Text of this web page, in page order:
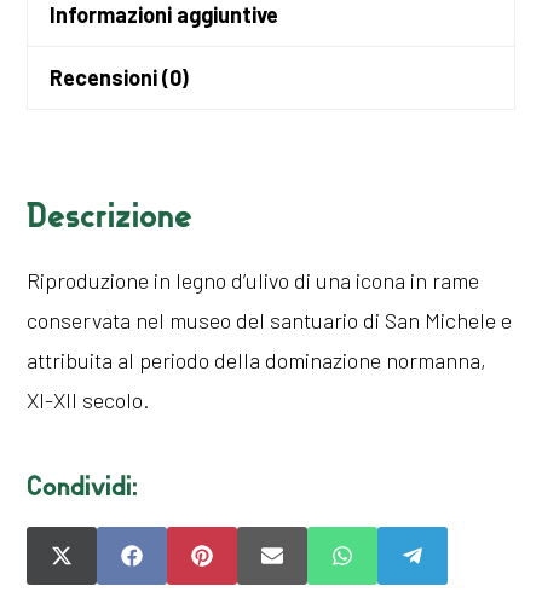
Informazioni aggiuntive
Recensioni (0)
Descrizione
Riproduzione in legno d’ulivo di una icona in rame
conservata nel museo del santuario di San Michele e
attribuita al periodo della dominazione normanna,
XI-XII secolo.
Condividi:
SHARE
X
SHARE
FACEBOOK
SHARE
PINTEREST
SHARE
EMAIL
SHARE
WHATSAPP
SHARE
TELEGRAM